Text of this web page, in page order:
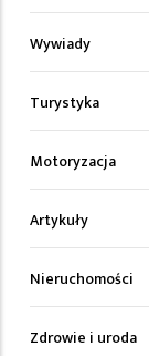
Wywiady
Turystyka
Motoryzacja
Artykuły
Nieruchomości
Zdrowie i uroda